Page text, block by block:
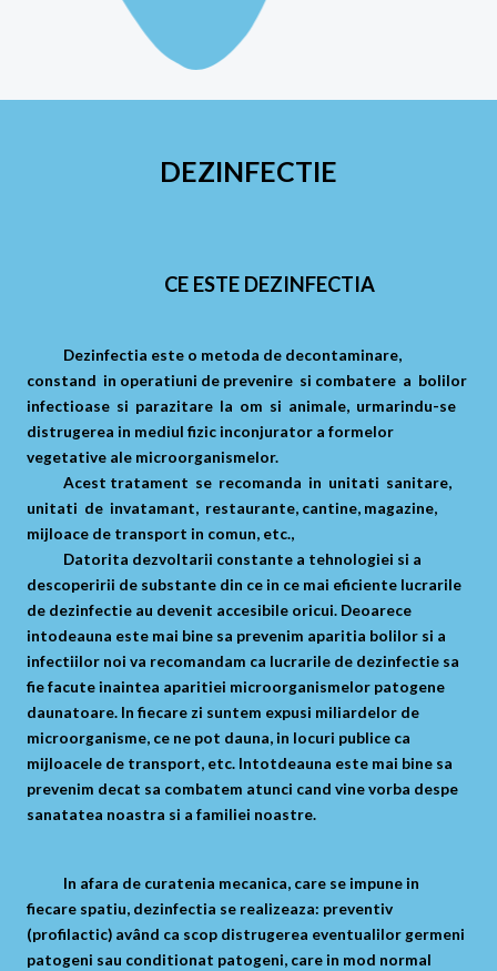
DEZINFECTIE
CE ESTE DEZINFECTIA
Dezinfectia este o metoda de decontaminare,
constand in operatiuni de prevenire si combatere a bolilor
infectioase si parazitare la om si animale, urmarindu-se
distrugerea in mediul fizic inconjurator a formelor
vegetative ale microorganismelor.
Acest tratament se recomanda in unitati sanitare,
unitati de invatamant, restaurante, cantine, magazine,
mijloace de transport in comun, etc.,
Datorita dezvoltarii constante a tehnologiei si a
descoperirii de substante din ce in ce mai eficiente lucrarile
de dezinfectie au devenit accesibile oricui. Deoarece
intodeauna este mai bine sa prevenim aparitia bolilor si a
infectiilor noi va recomandam ca lucrarile de dezinfectie sa
fie facute inaintea aparitiei microorganismelor patogene
daunatoare. In fiecare zi suntem expusi miliardelor de
microorganisme, ce ne pot dauna, in locuri publice ca
mijloacele de transport, etc. Intotdeauna este mai bine sa
prevenim decat sa combatem atunci cand vine vorba despe
sanatatea noastra si a familiei noastre.
In afara de curatenia mecanica, care se impune in
fiecare spatiu, dezinfectia se realizeaza: preventiv
(profilactic) având ca scop distrugerea eventualilor germeni
patogeni sau conditionat patogeni, care in mod normal